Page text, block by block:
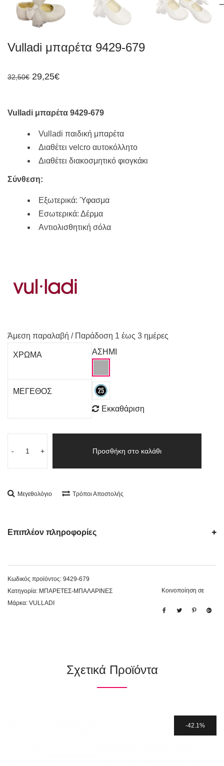
Vulladi μπαρέτα 9429-679
32,50€ Original
29,25€Η
29,25€.
Vulladi μπαρέτα 9429-679
Vulladi παιδική μπαρέτα
Διαθέτει velcro αυτοκόλλητο
Διαθέτει διακοσμητικό φιογκάκι
Σύνθεση:
Εξωτερικά: Ύφασμα
Εσωτερικά: Δέρμα
Αντιολισθητική σόλα
Άμεση παραλαβή / Παράδoση 1 έως 3 ημέρες
ΧΡΩΜΑ ΑΣΗΜΙ
ΜΕΓΕΘΟΣ
Εκκαθάριση
- + Προσθήκη στο καλάθι
Μεγεθολόγιο Τρόποι Αποστολής
Επιπλέον πληροφορίες
Κωδικός προϊόντος: 9429-679
Κατηγορία: ΜΠΑΡΕΤΕΣ-ΜΠΑΛΑΡΙΝΕΣ
Μάρκα: VULLADI
Κοινοποίηση σε
Σχετικά Προϊόντα
42.1%